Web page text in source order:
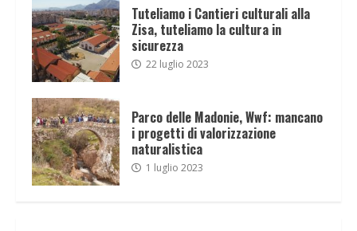
Tuteliamo i Cantieri culturali alla
Zisa, tuteliamo la cultura in
sicurezza
22 luglio 2023
Parco delle Madonie, Wwf: mancano
i progetti di valorizzazione
naturalistica
1 luglio 2023